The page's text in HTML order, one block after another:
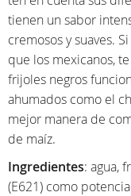
tienen un sabor
cremosos y suaves.
que los mexicanos,
frijoles negros
ahumados como el
mejor manera de
de maíz.
Ingredientes: agua,
(E621) como